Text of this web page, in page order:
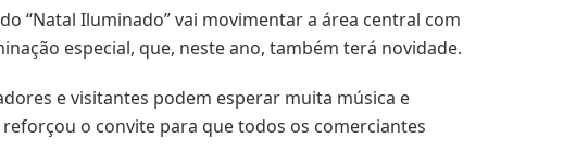
“Natal Iluminado” vai movimentar a área central com
especial, que, neste ano, também terá novidade.
e visitantes podem esperar muita música e
o convite para que todos os comerciantes